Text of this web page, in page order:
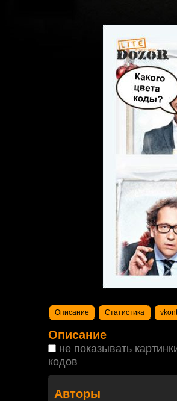
Описание Статистика
Описание
не показывать
кодов
Авторы